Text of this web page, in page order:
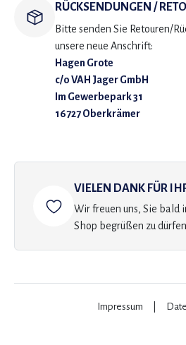
RÜCKSENDUNGEN /
Bitte senden Sie Retouren/
unsere neue Anschrift:
Hagen Grote
c/o VAH Jager GmbH
Im Gewerbepark 31
16727 Oberkrämer
VIELEN DANK FÜR
Wir freuen uns, Sie bald
Shop begrüßen zu
Impressum